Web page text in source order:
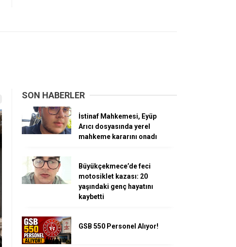
SON HABERLER
İstinaf Mahkemesi, Eyüp
Arıcı dosyasında yerel
mahkeme kararını onadı
Büyükçekmece’de feci
motosiklet kazası: 20
yaşındaki genç hayatını
kaybetti
GSB 550 Personel Alıyor!